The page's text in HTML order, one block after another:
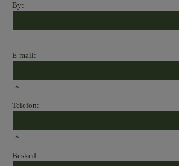
By:
E-mail:
*
Telefon:
*
Besked: